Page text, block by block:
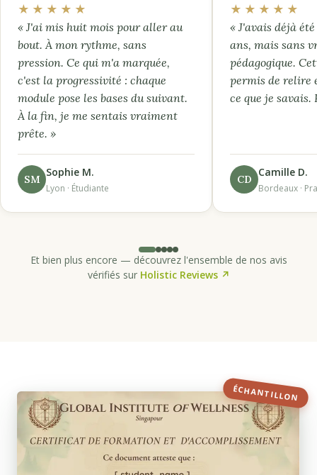
★★★★★
« J'ai mis huit mois pour aller au
bout. À mon rythme, sans
pression. Ce qui m'a marquée,
c'est la progressivité : chaque
module pose les bases du suivant.
À la fin, je me sentais vraiment
prête. »
SM
Sophie M.
Lyon · Étudiante
★★★★★
« J'avais déjà
ans, mais sans
pédagogique.
permis de relire
ce que je savais.
CD
Camille D.
Bordeaux ·
Et bien plus encore — découvrez l'ensemble de nos avis
vérifiés sur Holistic Reviews ↗
ÉCHANTILLON